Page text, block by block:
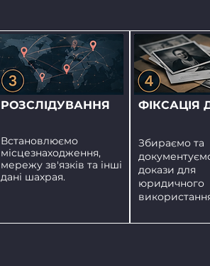
РОЗСЛІДУВАННЯ
Встановлюємо
місцезнаходження,
мережу зв'язків та інші
дані шахрая.
ФІКСАЦІЯ
Збираємо та
докази для
юридичного